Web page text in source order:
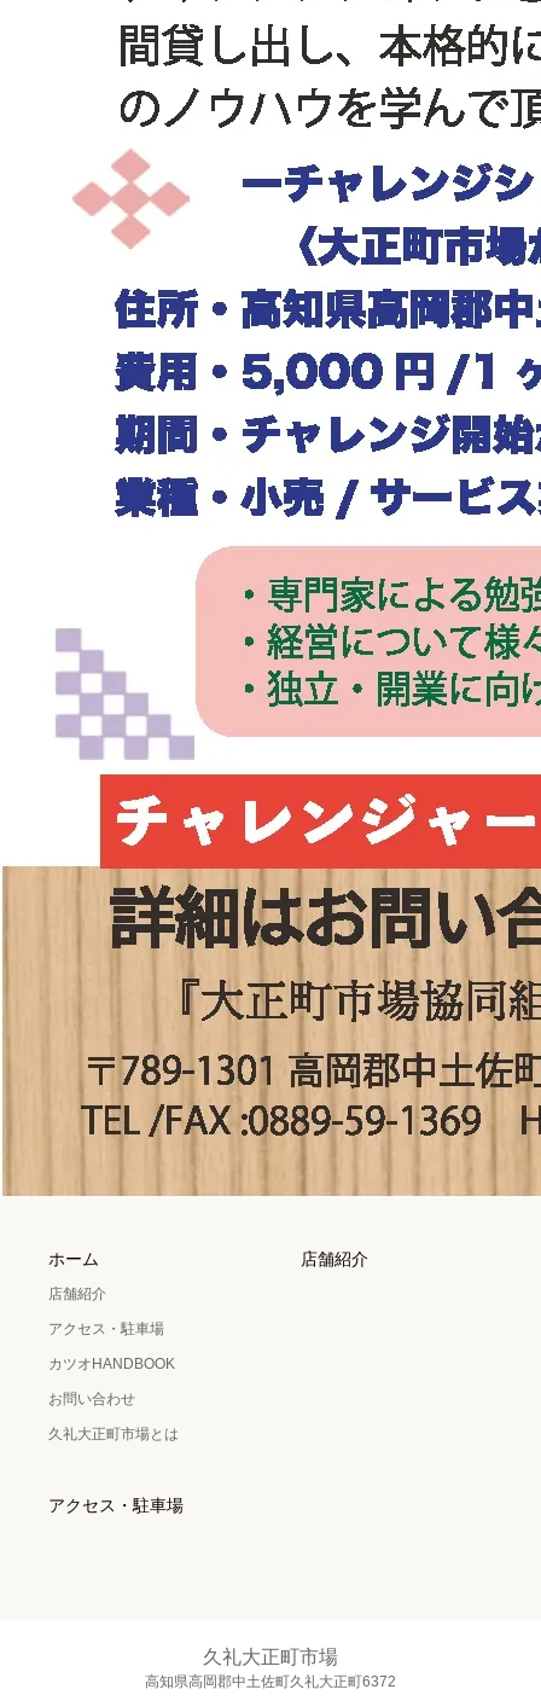
ホーム
店舗紹介
アクセス・駐車場
カツオHANDBOOK
お問い合わせ
久礼大正町市場とは
店舗紹介
アクセス・駐車場
久礼大正町市場
高知県高岡郡中土佐町久礼大正町6372